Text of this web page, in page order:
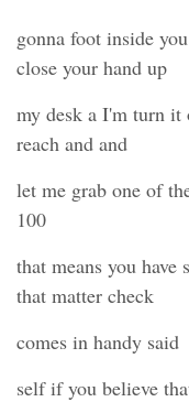
gonna foot inside
close your hand up
my desk a I'm turn it
reach and and
let me grab one of
100
that means you have
that matter check
comes in handy said
self if you believe